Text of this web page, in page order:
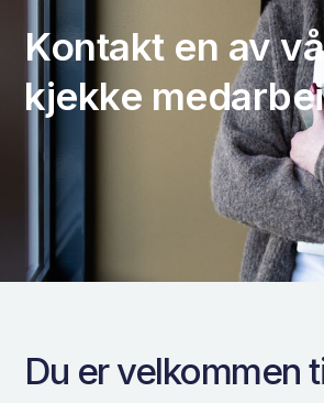
Kontakt en av
kjekke
Du er velkommen